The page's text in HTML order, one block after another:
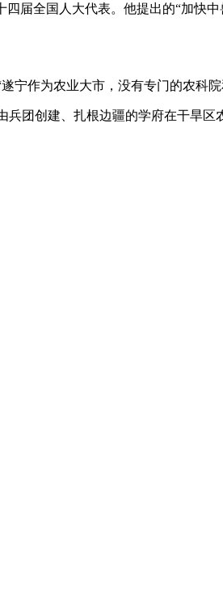
四届全国人大代表。他提出的“加
宁作为农业大市，没有专门的农科
团创建、扎根边疆的学府在干旱